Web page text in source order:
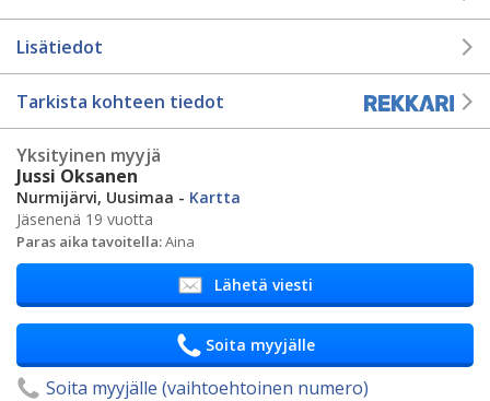
Lisätiedot
Tarkista kohteen tiedot
Yksityinen myyjä
Jussi Oksanen
Nurmijärvi, Uusimaa - Kartta
Jäsenenä 19 vuotta
Paras aika tavoitella:Aina
Lähetä viesti
Soita myyjälle
Soita myyjälle (vaihtoehtoinen numero)